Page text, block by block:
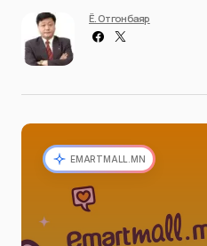
Ё. Отгонбаяр
EMARTMALL.MN